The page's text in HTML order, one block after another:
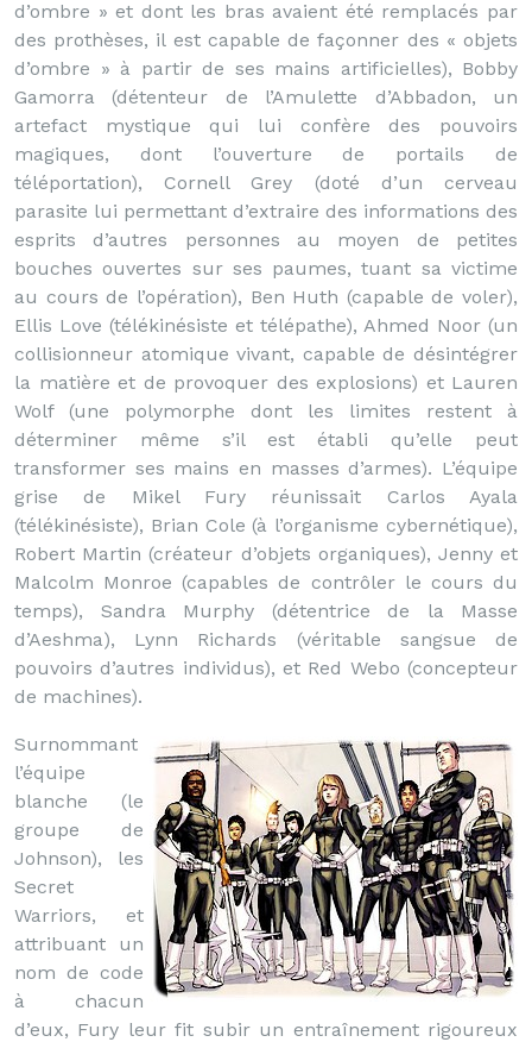
d’ombre » et dont les bras avaient été remplacés par
des prothèses, il est capable de façonner des « objets
d’ombre » à partir de ses mains artificielles), Bobby
Gamorra (détenteur de l’Amulette d’Abbadon, un
artefact mystique qui lui confère des pouvoirs
magiques, dont l’ouverture de portails de
téléportation), Cornell Grey (doté d’un cerveau
parasite lui permettant d’extraire des informations des
esprits d’autres personnes au moyen de petites
bouches ouvertes sur ses paumes, tuant sa victime
au cours de l’opération), Ben Huth (capable de voler),
Ellis Love (télékinésiste et télépathe), Ahmed Noor (un
collisionneur atomique vivant, capable de désintégrer
la matière et de provoquer des explosions) et Lauren
Wolf (une polymorphe dont les limites restent à
déterminer même s’il est établi qu’elle peut
transformer ses mains en masses d’armes). L’équipe
grise de Mikel Fury réunissait Carlos Ayala
(télékinésiste), Brian Cole (à l’organisme cybernétique),
Robert Martin (créateur d’objets organiques), Jenny et
Malcolm Monroe (capables de contrôler le cours du
temps), Sandra Murphy (détentrice de la Masse
d’Aeshma), Lynn Richards (véritable sangsue de
pouvoirs d’autres individus), et Red Webo (concepteur
de machines).
Surnommant
l’équipe
blanche (le
groupe de
Johnson), les
Secret
Warriors, et
attribuant un
nom de code
à chacun
d’eux, Fury leur fit subir un entraînement rigoureux